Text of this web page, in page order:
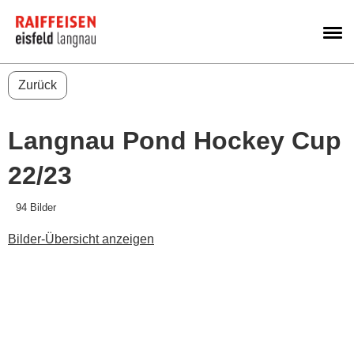
Zurück
Langnau Pond Hockey Cup
22/23
94 Bilder
Bilder-Übersicht anzeigen